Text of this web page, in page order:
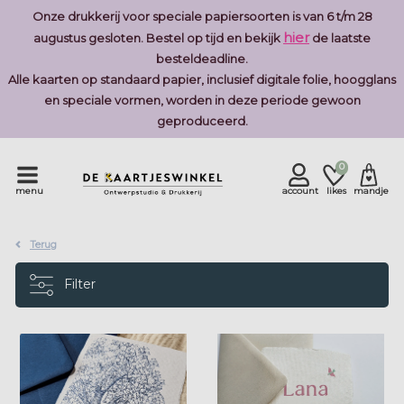
Onze drukkerij voor speciale papiersoorten is van 6 t/m 28
augustus gesloten. Bestel op tijd en bekijk hierde laatste
besteldeadline.
Alle kaarten op standaard papier, inclusief digitale folie, hoogglans
en speciale vormen, worden in deze periode gewoon
geproduceerd.
menu account likes
0
mandje
Terug
Filter